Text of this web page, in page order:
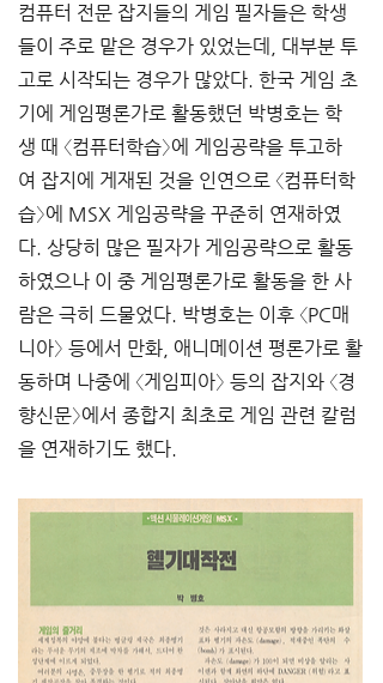
컴퓨터 전문 잡지들의 게임 필자들은 학생
들이 주로 맡은 경우가 있었는데, 대부분 투
고로 시작되는 경우가 많았다. 한국 게임 초
기에 게임평론가로 활동했던 박병호는 학
생 때 〈컴퓨터학습〉에 게임공략을 투고하
여 잡지에 게재된 것을 인연으로 〈컴퓨터학
습〉에 MSX 게임공략을 꾸준히 연재하였
다. 상당히 많은 필자가 게임공략으로 활동
하였으나 이 중 게임평론가로 활동을 한 사
람은 극히 드물었다. 박병호는 이후 〈PC매
니아〉 등에서 만화, 애니메이션 평론가로 활
동하며 나중에 〈게임피아〉 등의 잡지와 〈경
향신문〉에서 종합지 최초로 게임 관련 칼럼
을 연재하기도 했다.